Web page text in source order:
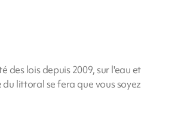
des lois depuis 2009, sur l'eau et
littoral se fera que vous soyez